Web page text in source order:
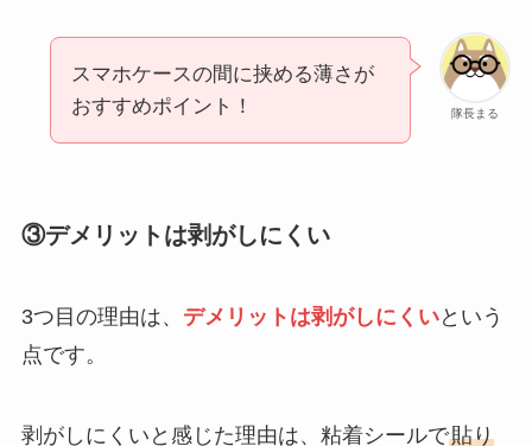
隊長まる
スマホケースの間に挟める薄さが
おすすめポイント！
③デメリットは剥がしにくい
3つ目の理由は、 デメリットは剥がしにくいという
点です。
剥がしにくいと感じた理由は、粘着シールで貼り